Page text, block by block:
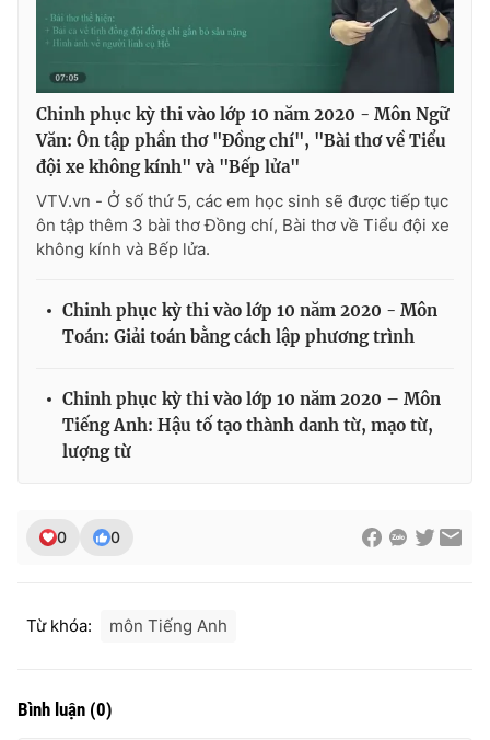
THỜI BÁO VTV
Theo dõi báo trên
Cơ quan báo chí:Thời báo VTV
Giấy phép hoạt động báo in và báo điện tử số 483/GP-BTTTT
Tổng Biên tập: Vũ Thanh Thủy
Phó Tổng Biên tập: Nguyễn Thị Mỹ Hạnh, Phạm Quốc Thắng,
Nguyễn Trọng Ninh
Email:toasoan@vtv.vn
Chinh phục kỳ thi vào lớp 10 năm 2020 - Môn Ngữ
Văn: Ôn tập phần thơ "Đồng chí", "Bài thơ về Tiểu
đội xe không kính" và "Bếp lửa"
VTV.vn - Ở số thứ 5, các em học sinh sẽ được tiếp tục
ôn tập thêm 3 bài thơ Đồng chí, Bài thơ về Tiểu đội xe
không kính và Bếp lửa.
Chinh phục kỳ thi vào lớp 10 năm 2020 - Môn
Toán: Giải toán bằng cách lập phương trình
Chinh phục kỳ thi vào lớp 10 năm 2020 – Môn
Tiếng Anh: Hậu tố tạo thành danh từ, mạo từ,
lượng từ
0 0
Từ khóa: môn Tiếng Anh
Bình luận (0)